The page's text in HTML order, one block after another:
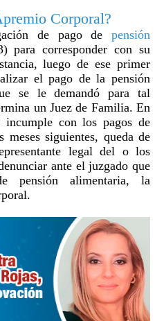
Corporal?
de pago de pensión
para corresponder con su
luego de ese primer
el pago de la pensión
se le demandó para tal
un Juez de Familia. En
con los pagos de
meses siguientes, queda de
legal del o los
ante el juzgado que
pensión alimentaria, la